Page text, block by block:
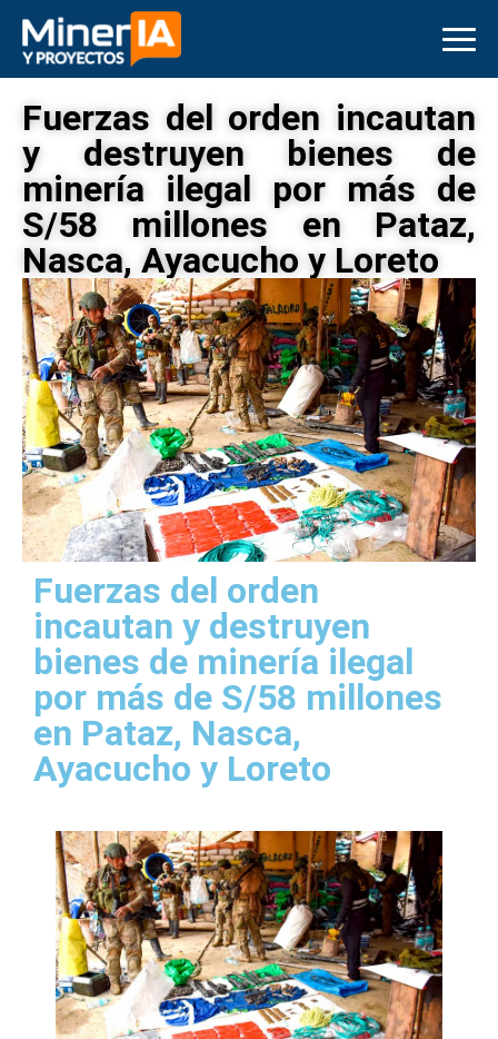
Fuerzas del orden incautan
y destruyen bienes de
minería ilegal por más de
S/58 millones en Pataz,
Nasca, Ayacucho y Loreto
Fuerzas del orden
incautan y destruyen
bienes de minería ilegal
por más de S/58 millones
en Pataz, Nasca,
Ayacucho y Loreto